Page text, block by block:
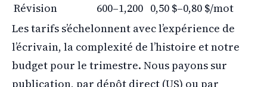
Révision
600–1,200 0,50 $–0,80 $/mot
Les tarifs s’échelonnent avec l’expérience de
l’écrivain, la complexité de l’histoire et notre
budget pour le trimestre. Nous payons sur
publication, par dépôt direct (US) ou par